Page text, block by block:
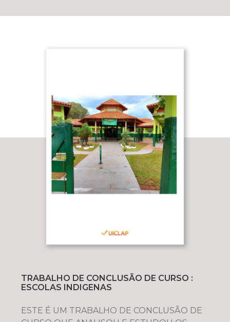
TRABALHO DE CONCLUSÃO DE CURSO :
ESCOLAS INDIGENAS
ESTE É UM TRABALHO DE CONCLUSÃO DE